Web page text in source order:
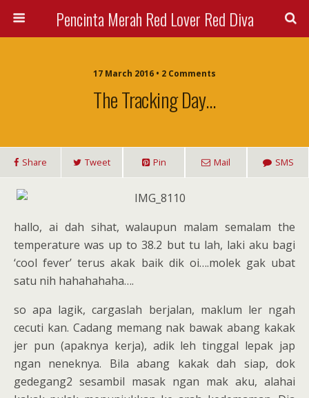
Pencinta Merah Red Lover Red Diva
17 March 2016 • 2 Comments
The Tracking Day…
Share Tweet Pin Mail SMS
hallo, ai dah sihat, walaupun malam semalam the
temperature was up to 38.2 but tu lah, laki aku bagi
‘cool fever’ terus akak baik dik oi….molek gak ubat
satu nih hahahahaha….
so apa lagik, cargaslah berjalan, maklum ler ngah
cecuti kan. Cadang memang nak bawak abang kakak
jer pun (apaknya kerja), adik leh tinggal lepak jap
ngan neneknya. Bila abang kakak dah siap, dok
gedegang2 sesambil masak ngan mak aku, alahai